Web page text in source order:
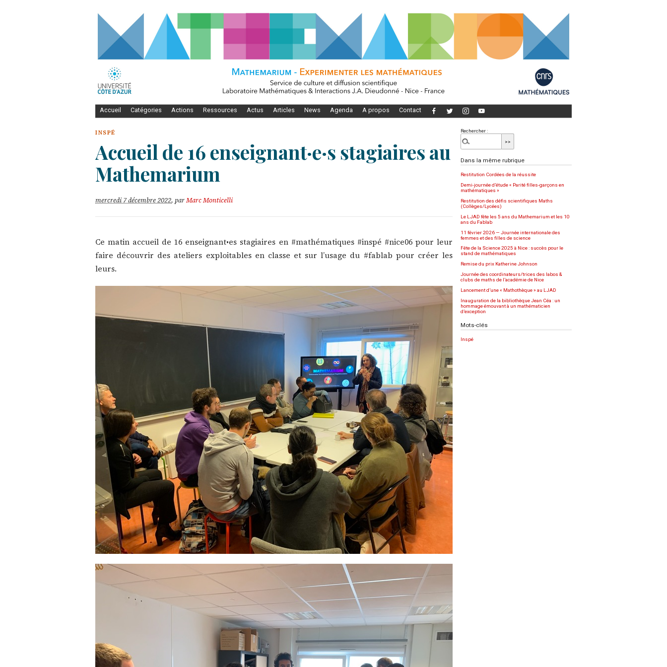
Accueil Catégories Actions Ressources Actus Articles News Agenda A propos Contact
INSPÉ
Accueil de 16 enseignant·e·s stagiaires au
Mathemarium
mercredi 7 décembre 2022, parMarc Monticelli
Ce matin accueil de 16 enseignant•es stagiaires en #mathématiques #inspé #nice06 pour leur
faire découvrir des ateliers exploitables en classe et sur l’usage du #fablab pour créer les
leurs.
Rechercher :
Dans la même rubrique
Restitution Cordées de la réussite
Demi-journée d’étude « Parité filles-garçons en
mathématiques »
Restitution des défis scientifiques Maths
(Collèges/Lycées)
Le LJAD fête les 5 ans du Mathemarium et les 10
ans du Fablab
11 février 2026 — Journée internationale des
femmes et des filles de science
Fête de la Science 2025 à Nice : succès pour le
stand de mathématiques
Remise du prix Katherine Johnson
Journée des coordinateurs/trices des labos &
clubs de maths de l’académie de Nice
Lancement d’une « Mathothèque » au LJAD
Inauguration de la bibliothèque Jean Céa : un
hommage émouvant à un mathématicien
d’exception
Mots-clés
Inspé